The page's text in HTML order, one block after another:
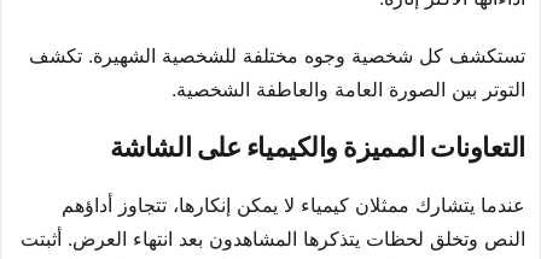
تستكشف كل شخصية وجوه مختلفة للشخصية الشهيرة. تكشف
التوتر بين الصورة العامة والعاطفة الشخصية.
التعاونات المميزة والكيمياء على الشاشة
عندما يتشارك ممثلان كيمياء لا يمكن إنكارها، تتجاوز أداؤهم
النص وتخلق لحظات يتذكرها المشاهدون بعد انتهاء العرض. أثبتت